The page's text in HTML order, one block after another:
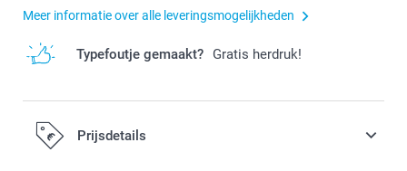
Meer informatie over alle leveringsmogelijkheden
Typefoutje gemaakt? Gratis herdruk!
Prijsdetails